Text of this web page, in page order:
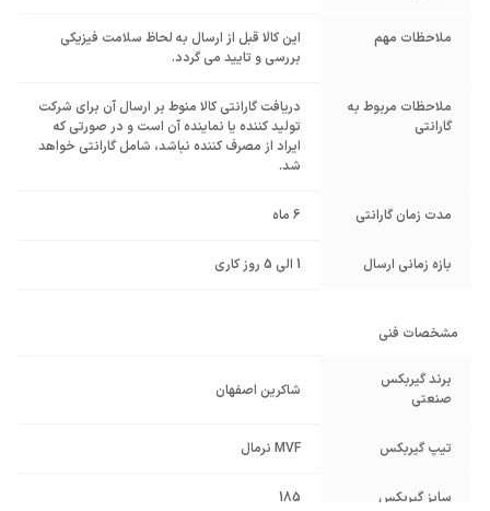
ملاحظات مهم
این کالا قبل از ارسال به لحاظ سلامت فیزیکی
بررسی و تایید می گردد.
ملاحظات مربوط به
گارانتی
دریافت گارانتی کالا منوط بر ارسال آن برای شرکت
تولید کننده یا نماینده آن است و در صورتی که
ایراد از مصرف کننده نباشد، شامل گارانتی خواهد
شد.
مدت زمان گارانتی 6 ماه
بازه زمانی ارسال 1 الی 5 روز کاری
مشخصات فنی
برند گیربکس
صنعتی
شاکرین اصفهان
تیپ گیربکس MVF نرمال
سایز گیربکس 185